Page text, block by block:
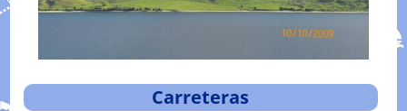
Carreteras